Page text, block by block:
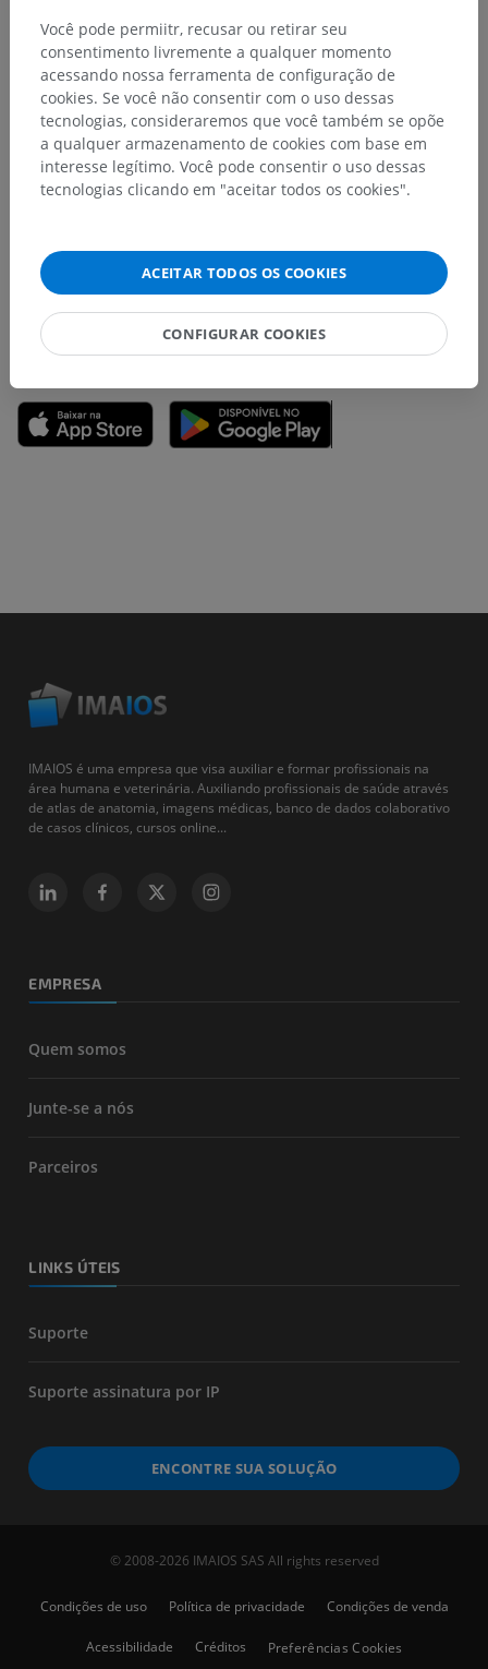
Traduções
Encontrou um erro?
Relatar um problema
IMAIOS é uma empresa que visa auxiliar e formar profissionais na
área humana e veterinária. Auxiliando profissionais de saúde através
de atlas de anatomia, imagens médicas, banco de dados colaborativo
de casos clínicos, cursos online...
EMPRESA
Quem somos
Junte-se a nós
Parceiros
LINKS ÚTEIS
Suporte
Suporte assinatura por IP
ENCONTRE SUA SOLUÇÃO
© 2008-2026 IMAIOS SAS All rights reserved
Condições de uso Política de privacidade Condições de venda
Acessibilidade Créditos Preferências Cookies
Você pode permiitr, recusar ou retirar seu
consentimento livremente a qualquer momento
acessando nossa ferramenta de configuração de
cookies. Se você não consentir com o uso dessas
tecnologias, consideraremos que você também se opõe
a qualquer armazenamento de cookies com base em
interesse legítimo. Você pode consentir o uso dessas
tecnologias clicando em "aceitar todos os cookies".
ACEITAR TODOS OS COOKIES
CONFIGURAR COOKIES